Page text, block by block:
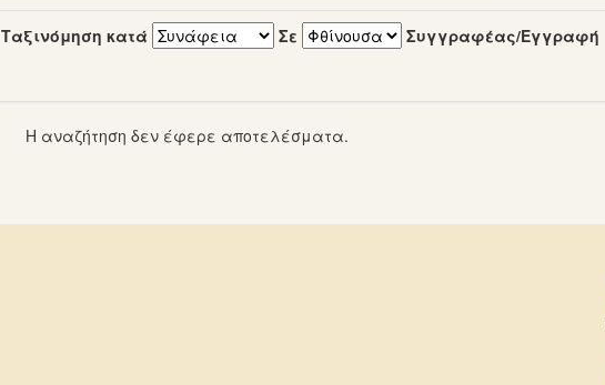
Ταξινόμηση κατά Σε Συγγραφέας/Εγγραφή
Η αναζήτηση δεν έφερε αποτελέσματα.